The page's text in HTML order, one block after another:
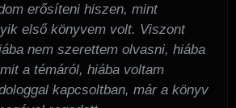
erősíteni hiszen, mint
első könyvem volt. Viszont
nem szerettem olvasni, hiába
a témáról, hiába voltam
kapcsoltban, már a könyv